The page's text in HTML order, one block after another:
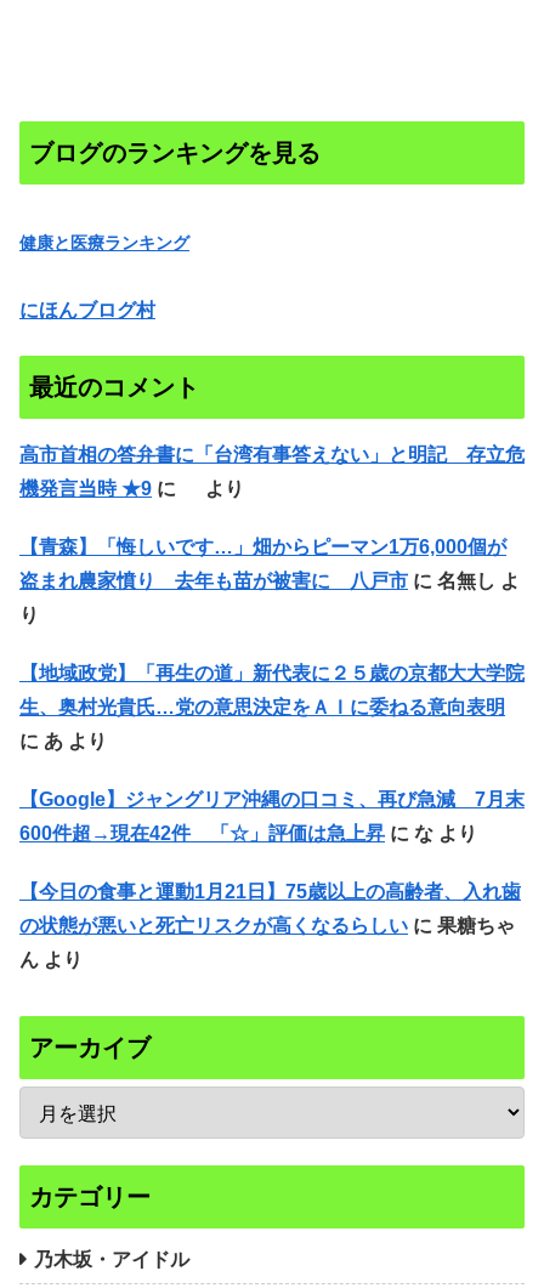
ブログのランキングを見る
健康と医療ランキング
にほんブログ村
最近のコメント
高市首相の答弁書に「台湾有事答えない」と明記 存立危
機発言当時 ★9 に より
【青森】「悔しいです…」畑からピーマン1万6,000個が
盗まれ農家憤り 去年も苗が被害に 八戸市 に 名無し よ
り
【地域政党】「再生の道」新代表に２５歳の京都大大学院
生、奥村光貴氏…党の意思決定をＡＩに委ねる意向表明
に あ より
【Google】ジャングリア沖縄の口コミ、再び急減 7月末
600件超→現在42件 「☆」評価は急上昇 に な より
【今日の食事と運動1月21日】75歳以上の高齢者、入れ歯
の状態が悪いと死亡リスクが高くなるらしい に 果糖ちゃ
ん より
アーカイブ
カテゴリー
乃木坂・アイドル